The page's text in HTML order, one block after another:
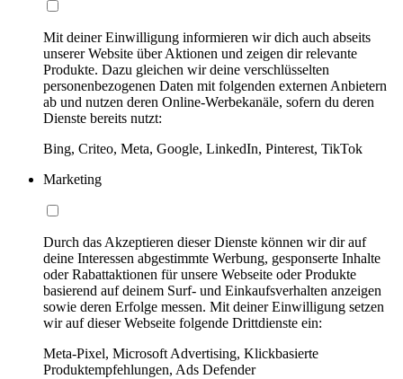
Mit deiner Einwilligung informieren wir dich auch abseits
unserer Website über Aktionen und zeigen dir relevante
Produkte. Dazu gleichen wir deine verschlüsselten
personenbezogenen Daten mit folgenden externen Anbietern
ab und nutzen deren Online-Werbekanäle, sofern du deren
Dienste bereits nutzt:
Bing, Criteo, Meta, Google, LinkedIn, Pinterest, TikTok
Marketing
Durch das Akzeptieren dieser Dienste können wir dir auf
deine Interessen abgestimmte Werbung, gesponserte Inhalte
oder Rabattaktionen für unsere Webseite oder Produkte
basierend auf deinem Surf- und Einkaufsverhalten anzeigen
sowie deren Erfolge messen. Mit deiner Einwilligung setzen
wir auf dieser Webseite folgende Drittdienste ein:
Meta-Pixel, Microsoft Advertising, Klickbasierte
Produktempfehlungen, Ads Defender